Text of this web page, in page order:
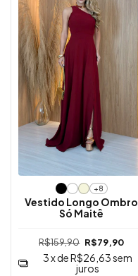
+8
Vestido Longo Ombro
Só Maitê
R$159,90 R$79,90
3x deR$26,63sem
juros